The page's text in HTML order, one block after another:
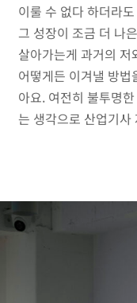
이룰 수 없다 하더라
그 성장이 조금 더 나
살아가는게 과거의
어떻게든 이겨낼 방
아요. 여전히 불투명
는 생각으로 산업기사